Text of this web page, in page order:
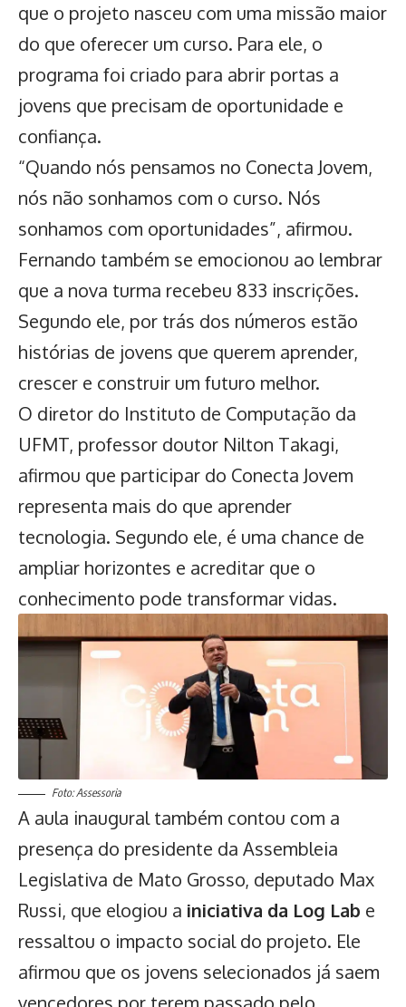
que o projeto nasceu com uma missão maior
do que oferecer um curso. Para ele, o
programa foi criado para abrir portas a
jovens que precisam de oportunidade e
confiança.
“Quando nós pensamos no Conecta Jovem,
nós não sonhamos com o curso. Nós
sonhamos com oportunidades”, afirmou.
Fernando também se emocionou ao lembrar
que a nova turma recebeu 833 inscrições.
Segundo ele, por trás dos números estão
histórias de jovens que querem aprender,
crescer e construir um futuro melhor.
O diretor do Instituto de Computação da
UFMT, professor doutor Nilton Takagi,
afirmou que participar do Conecta Jovem
representa mais do que aprender
tecnologia. Segundo ele, é uma chance de
ampliar horizontes e acreditar que o
conhecimento pode transformar vidas.
Foto: Assessoria
A aula inaugural também contou com a
presença do presidente da Assembleia
Legislativa de Mato Grosso, deputado Max
Russi, que elogiou a iniciativa da Log Lab e
ressaltou o impacto social do projeto. Ele
afirmou que os jovens selecionados já saem